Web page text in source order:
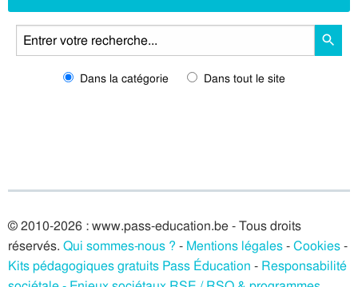
Dans la catégorie Dans tout le site
© 2010-2026 : www.pass-education.be - Tous droits
réservés. Qui sommes-nous ? - Mentions légales-Cookies-
Kits pédagogiques gratuits Pass Éducation - Responsabilité